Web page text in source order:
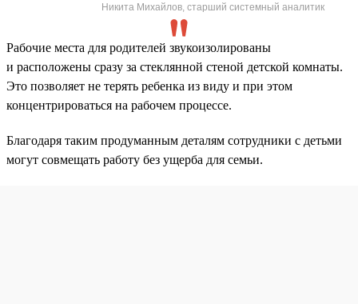
Никита Михайлов, старший системный аналитик
Рабочие места для родителей звукоизолированы
и расположены сразу за стеклянной стеной детской комнаты.
Это позволяет не терять ребенка из виду и при этом
концентрироваться на рабочем процессе.
Благодаря таким продуманным деталям сотрудники с детьми
могут совмещать работу без ущерба для семьи.